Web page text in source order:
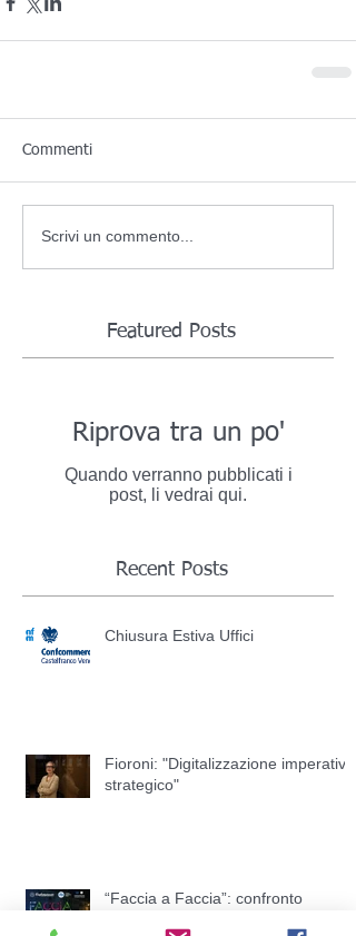
Commenti
Scrivi un commento...
Featured Posts
Riprova tra un po'
Quando verranno pubblicati i
post, li vedrai qui.
Recent Posts
Chiusura Estiva Uffici
Fioroni: "Digitalizzazione imperativo
strategico"
“Faccia a Faccia”: confronto